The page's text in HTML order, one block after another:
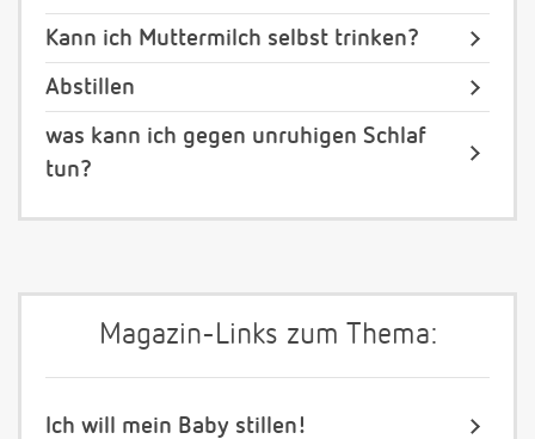
Kann ich Muttermilch selbst trinken?
Abstillen
was kann ich gegen unruhigen Schlaf
tun?
Magazin-Links zum Thema:
Ich will mein Baby stillen!